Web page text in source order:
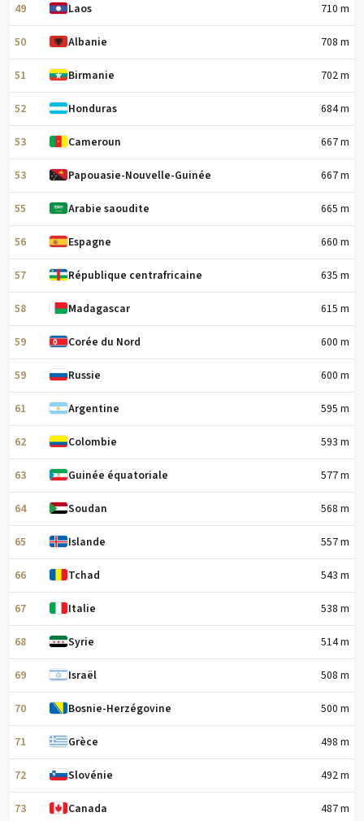
49 Laos 710 m
50 Albanie 708 m
51 Birmanie 702 m
52 Honduras 684 m
53 Cameroun 667 m
53 Papouasie-Nouvelle-Guinée 667 m
55 Arabie saoudite 665 m
56 Espagne 660 m
57 République centrafricaine 635 m
58 Madagascar 615 m
59 Corée du Nord 600 m
59 Russie 600 m
61 Argentine 595 m
62 Colombie 593 m
63 Guinée équatoriale 577 m
64 Soudan 568 m
65 Islande 557 m
66 Tchad 543 m
67 Italie 538 m
68 Syrie 514 m
69 Israël 508 m
70 Bosnie-Herzégovine 500 m
71 Grèce 498 m
72 Slovénie 492 m
73 Canada 487 m